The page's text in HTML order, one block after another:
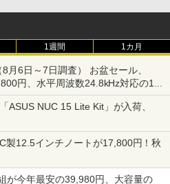
1週間 1カ月
月6日～7日調査） お盆セール、
円、水平周波数24.8kHz対応の17
指数連動セール ほか
ASUS NUC 15 Lite Kit」が入荷、
製12.5インチノートが17,800円！秋
が今年最安の39,980円、大容量の